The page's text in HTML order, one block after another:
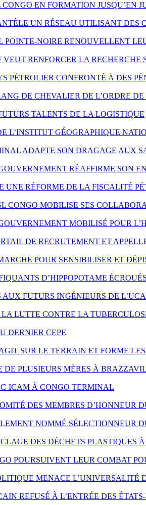
EN FORMATION JUSQU’EN
UN RÉSEAU UTILISANT DES
NOIRE RENOUVELLENT
RENFORCER LA RECHERCHE
PÉTROLIER CONFRONTÉ À DES
DE CHEVALIER DE L’ORDRE
TALENTS DE LA LOGISTIQUE
L’INSTITUT GÉOGRAPHIQUE
ADAPTE SON DRAGAGE AUX
RÉAFFIRME SON
UNE RÉFORME DE LA FISCALITÉ
CONGO MOBILISE SES
MOBILISÉ POUR
DE RECRUTEMENT ET
POUR SENSIBILISER ET
D’HIPPOPOTAME
FUTURS INGÉNIEURS DE
LUTTE CONTRE LA
DERNIER CEPE
SUR LE TERRAIN ET FORME LES
DE PLUSIEURS MÈRES À
ICAM À CONGO TERMINAL
DES MEMBRES D’HONNEUR
NOMMÉ SÉLECTIONNEUR
DES DÉCHETS PLASTIQUES
POURSUIVENT LEUR COMBAT
MENACE L’UNIVERSALITÉ
REFUSÉ À L’ENTRÉE DES